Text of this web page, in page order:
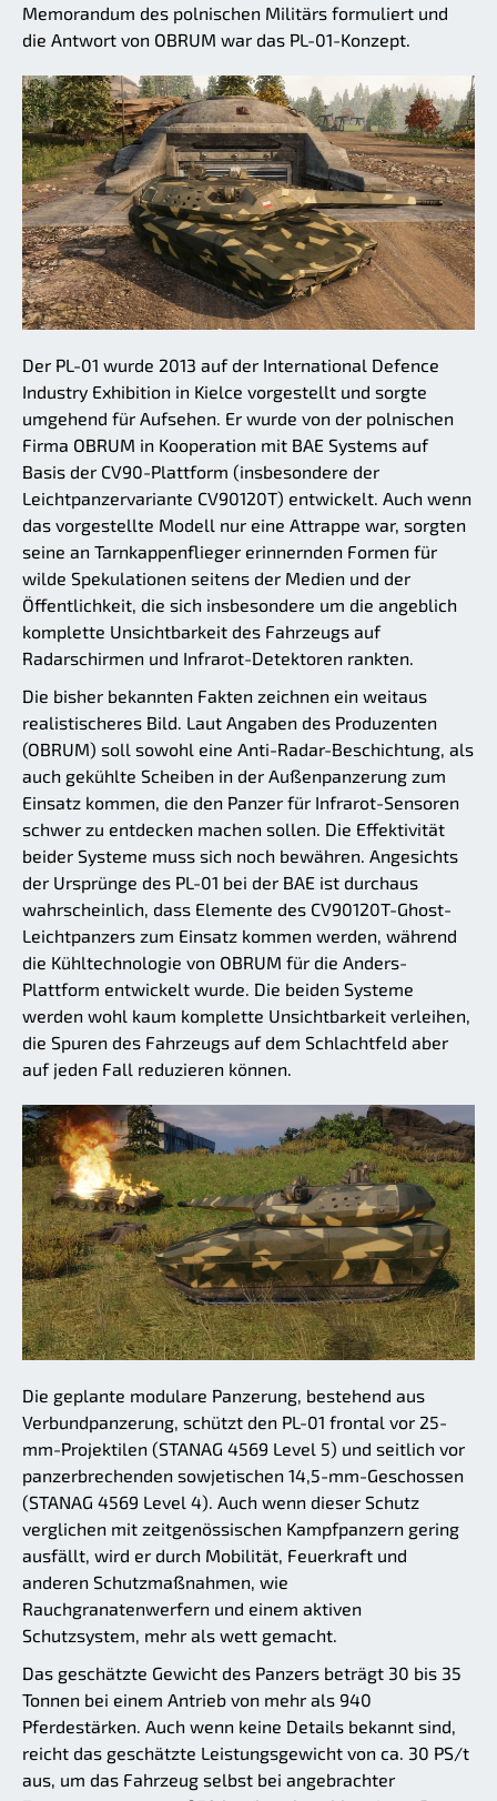
Memorandum des polnischen Militärs formuliert und
die Antwort von OBRUM war das PL-01-Konzept.
Der PL-01 wurde 2013 auf der International Defence
Industry Exhibition in Kielce vorgestellt und sorgte
umgehend für Aufsehen. Er wurde von der polnischen
Firma OBRUM in Kooperation mit BAE Systems auf
Basis der CV90-Plattform (insbesondere der
Leichtpanzervariante CV90120T) entwickelt. Auch wenn
das vorgestellte Modell nur eine Attrappe war, sorgten
seine an Tarnkappenflieger erinnernden Formen für
wilde Spekulationen seitens der Medien und der
Öffentlichkeit, die sich insbesondere um die angeblich
komplette Unsichtbarkeit des Fahrzeugs auf
Radarschirmen und Infrarot-Detektoren rankten.
Die bisher bekannten Fakten zeichnen ein weitaus
realistischeres Bild. Laut Angaben des Produzenten
(OBRUM) soll sowohl eine Anti-Radar-Beschichtung, als
auch gekühlte Scheiben in der Außenpanzerung zum
Einsatz kommen, die den Panzer für Infrarot-Sensoren
schwer zu entdecken machen sollen. Die Effektivität
beider Systeme muss sich noch bewähren. Angesichts
der Ursprünge des PL-01 bei der BAE ist durchaus
wahrscheinlich, dass Elemente des CV90120T-Ghost-
Leichtpanzers zum Einsatz kommen werden, während
die Kühltechnologie von OBRUM für die Anders-
Plattform entwickelt wurde. Die beiden Systeme
werden wohl kaum komplette Unsichtbarkeit verleihen,
die Spuren des Fahrzeugs auf dem Schlachtfeld aber
auf jeden Fall reduzieren können.
Die geplante modulare Panzerung, bestehend aus
Verbundpanzerung, schützt den PL-01 frontal vor 25-
mm-Projektilen (STANAG 4569 Level 5) und seitlich vor
panzerbrechenden sowjetischen 14,5-mm-Geschossen
(STANAG 4569 Level 4). Auch wenn dieser Schutz
verglichen mit zeitgenössischen Kampfpanzern gering
ausfällt, wird er durch Mobilität, Feuerkraft und
anderen Schutzmaßnahmen, wie
Rauchgranatenwerfern und einem aktiven
Schutzsystem, mehr als wett gemacht.
Das geschätzte Gewicht des Panzers beträgt 30 bis 35
Tonnen bei einem Antrieb von mehr als 940
Pferdestärken. Auch wenn keine Details bekannt sind,
reicht das geschätzte Leistungsgewicht von ca. 30 PS/t
aus, um das Fahrzeug selbst bei angebrachter